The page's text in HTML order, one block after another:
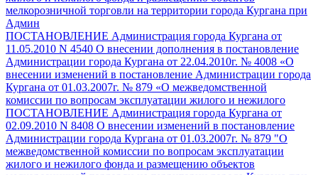
мелкорозничной торговли на территории города Кургана при
Админ
ПОСТАНОВЛЕНИЕ Администрация города Кургана от
11.05.2010 N 4540 О внесении дополнения в постановление
Администрации города Кургана от 22.04.2010г. № 4008 «О
внесении изменений в постановление Администрации города
Кургана от 01.03.2007г. № 879 «О межведомственной
комиссии по вопросам эксплуатации жилого и нежилого
ПОСТАНОВЛЕНИЕ Администрация города Кургана от
02.09.2010 N 8408 О внесении изменений в постановление
Администрации города Кургана от 01.03.2007г. № 879 "О
межведомственной комиссии по вопросам эксплуатации
жилого и нежилого фонда и размещению объектов